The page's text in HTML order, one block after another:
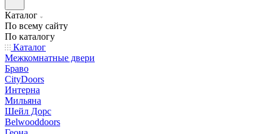
Каталог
По всему сайту
По каталогу
Каталог
Межкомнатные двери
Браво
CityDoors
Интерна
Мильяна
Шейл Дорс
Belwooddoors